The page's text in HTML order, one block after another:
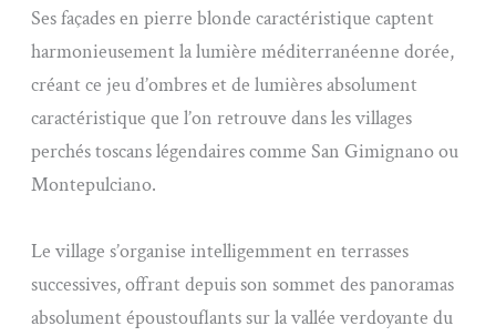
Ses façades en pierre blonde caractéristique captent
harmonieusement la lumière méditerranéenne dorée,
créant ce jeu d’ombres et de lumières absolument
caractéristique que l’on retrouve dans les villages
perchés toscans légendaires comme San Gimignano ou
Montepulciano.
Le village s’organise intelligemment en terrasses
successives, offrant depuis son sommet des panoramas
absolument époustouflants sur la vallée verdoyante du